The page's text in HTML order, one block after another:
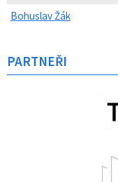
Bohuslav Žák
PARTNEŘI